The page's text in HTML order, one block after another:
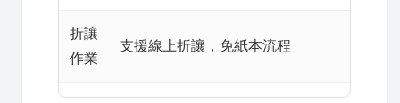
折讓
作業
支援線上折讓，免紙本流程